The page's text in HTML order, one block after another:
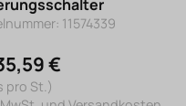
11574339
€
pro St.)